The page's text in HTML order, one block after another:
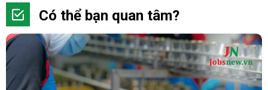
Có thể bạn quan tâm?